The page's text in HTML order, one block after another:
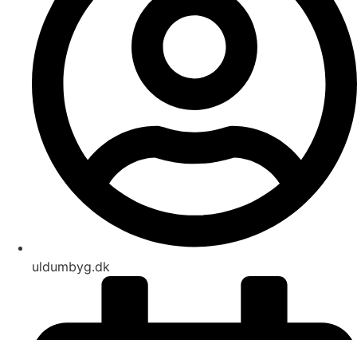
uldumbyg.dk